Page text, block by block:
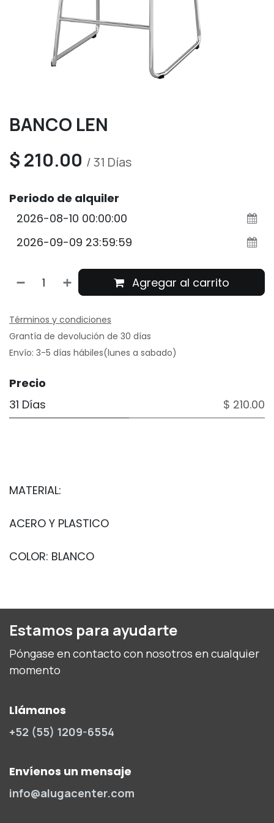
BANCO LEN
$ 210.00 /31 Días
Periodo de alquiler
Agregar al carrito
Términos y condiciones
Grantía de devolución de 30 días
Envío: 3-5 días hábiles(lunes a sabado)
Precio
31 Días
$ 210.00
MATERIAL:
ACERO Y PLASTICO
COLOR: BLANCO
Estamos para ayudarte
Póngase en contacto con nosotros en cualquier
momento
Llámanos
+52 (55) 1209-6554
Envíenos un mensaje
info@alugacenter.com